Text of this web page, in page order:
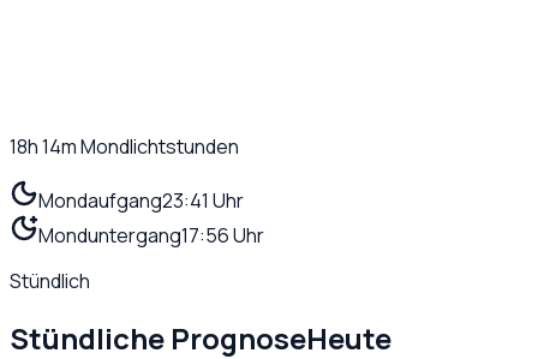
18h 14mMondlichtstunden
Mondaufgang23:41 Uhr
Monduntergang17:56 Uhr
Stündlich
Stündliche PrognoseHeute